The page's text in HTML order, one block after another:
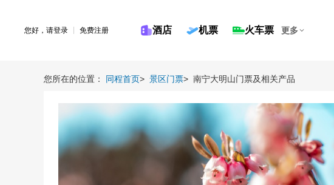
您好，请登录 免费注册 酒店 机票 火车票 更多
您所在的位置： 同程首页> 景区门票> 南宁大明山门票及相关产品